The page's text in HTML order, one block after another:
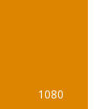
1080